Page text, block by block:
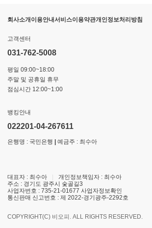
회사소개 이용안내서비스이용약관개인정보처리방침
고객센터
031-762-5008
평일 09:00~18:00
주말 및 공휴일 휴무
점심시간 12:00~1:00
뱅킹안내
022201-04-267611
은행명 : 국민은행 예금주 : 최수아
대표자 : 최수아
개인정보책임자 : 최수아
주소 : 경기도 광주시 숯골길3
사업자번호 : 735-21-01677 사업자정보확인
통신판매 신고번호 : 제 2022-경기광주-2292호
COPYRIGHT(C) 비오피. ALL RIGHTS RESERVED.